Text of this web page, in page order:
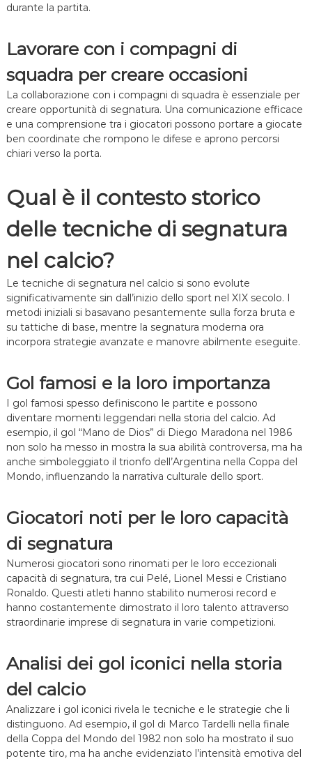
durante la partita.
Lavorare con i compagni di
squadra per creare occasioni
La collaborazione con i compagni di squadra è essenziale per
creare opportunità di segnatura. Una comunicazione efficace
e una comprensione tra i giocatori possono portare a giocate
ben coordinate che rompono le difese e aprono percorsi
chiari verso la porta.
Qual è il contesto storico
delle tecniche di segnatura
nel calcio?
Le tecniche di segnatura nel calcio si sono evolute
significativamente sin dall’inizio dello sport nel XIX secolo. I
metodi iniziali si basavano pesantemente sulla forza bruta e
su tattiche di base, mentre la segnatura moderna ora
incorpora strategie avanzate e manovre abilmente eseguite.
Gol famosi e la loro importanza
I gol famosi spesso definiscono le partite e possono
diventare momenti leggendari nella storia del calcio. Ad
esempio, il gol “Mano de Dios” di Diego Maradona nel 1986
non solo ha messo in mostra la sua abilità controversa, ma ha
anche simboleggiato il trionfo dell’Argentina nella Coppa del
Mondo, influenzando la narrativa culturale dello sport.
Giocatori noti per le loro capacità
di segnatura
Numerosi giocatori sono rinomati per le loro eccezionali
capacità di segnatura, tra cui Pelé, Lionel Messi e Cristiano
Ronaldo. Questi atleti hanno stabilito numerosi record e
hanno costantemente dimostrato il loro talento attraverso
straordinarie imprese di segnatura in varie competizioni.
Analisi dei gol iconici nella storia
del calcio
Analizzare i gol iconici rivela le tecniche e le strategie che li
distinguono. Ad esempio, il gol di Marco Tardelli nella finale
della Coppa del Mondo del 1982 non solo ha mostrato il suo
potente tiro, ma ha anche evidenziato l’intensità emotiva del